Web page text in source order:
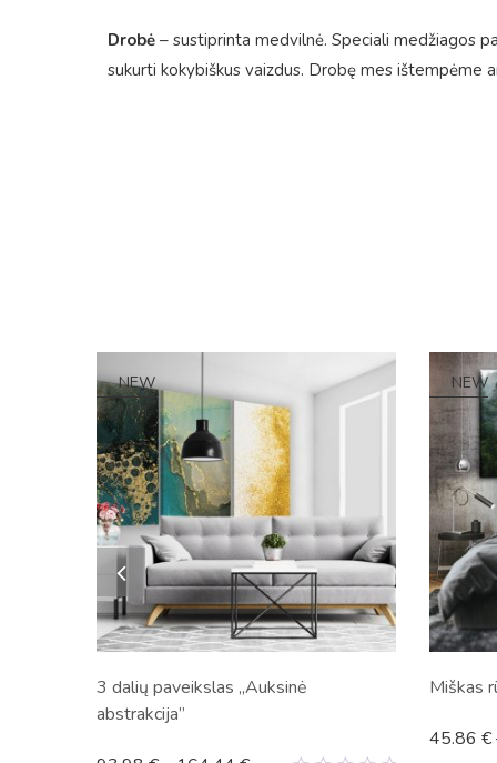
Drobė – sustiprinta medvilnė. Speciali medžiagos
sukurti kokybiškus vaizdus. Drobę mes ištempėme
NEW
HOT
3 dalių paveikslas „Auksinė
abstrakcija”
NEW
Miškas
45.86 €